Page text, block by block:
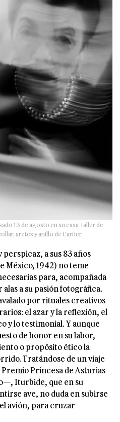
13 de agosto en su casa-taller de
aretes y anillo de Cartier,
a sus 83 años
México, 1942) no teme
para, acompañada
a su pasión fotográfica.
por rituales creativos
el azar y la reflexión, el
y lo testimonial. Y aunque
de honor en su labor,
o propósito ético la
Tratándose de un viaje
Princesa de Asturias
Iturbide, que en su
ave, no duda en subirse
avión, para cruzar